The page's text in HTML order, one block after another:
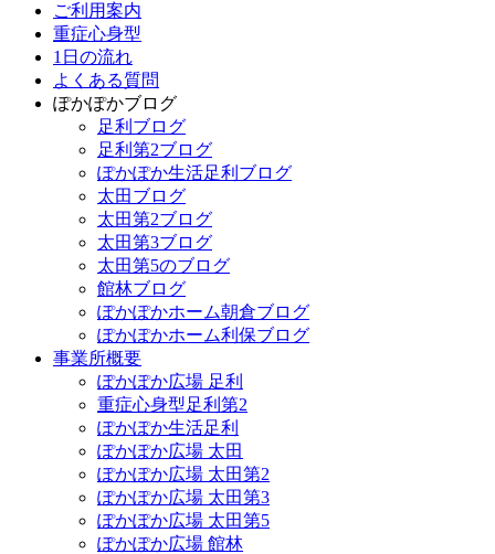
ご利用案内
重症心身型
1日の流れ
よくある質問
ぽかぽかブログ
足利ブログ
足利第2ブログ
ぽかぽか生活足利ブログ
太田ブログ
太田第2ブログ
太田第3ブログ
太田第5のブログ
館林ブログ
ぽかぽかホーム朝倉ブログ
ぽかぽかホーム利保ブログ
事業所概要
ぽかぽか広場 足利
重症心身型足利第2
ぽかぽか生活足利
ぽかぽか広場 太田
ぽかぽか広場 太田第2
ぽかぽか広場 太田第3
ぽかぽか広場 太田第5
ぽかぽか広場 館林